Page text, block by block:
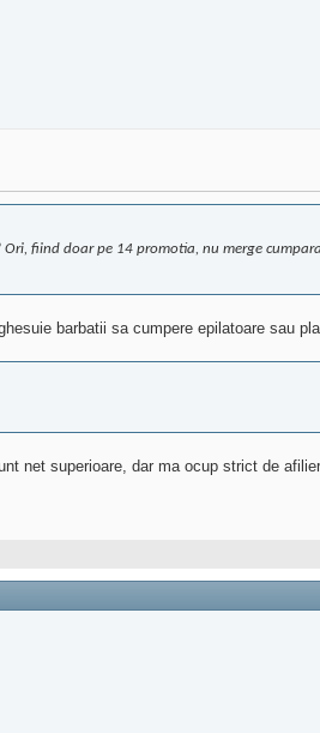
fiind doar pe 14 promotia, nu merge
barbatii sa cumpere epilatoare sau
net superioare, dar ma ocup strict de